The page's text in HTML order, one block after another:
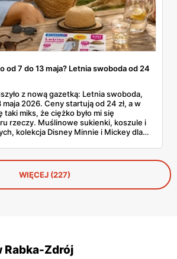
od 7 do 13 maja? Letnia swoboda od 24
z nową gazetką: Letnia swoboda,
maja 2026. Ceny startują od 24 zł, a w
taki miks, że ciężko było mi się
rzeczy. Muślinowe sukienki, koszule i
kolekcja Disney Minnie i Mickey dla
dla zwierząt i tarasowe drobiazgi w
stronę po stronie i wyłuskałam to, na
obojętnie. Z aplikacją Pepco można
10% u kasy.
WIĘCEJ (227)
Rabka-Zdrój